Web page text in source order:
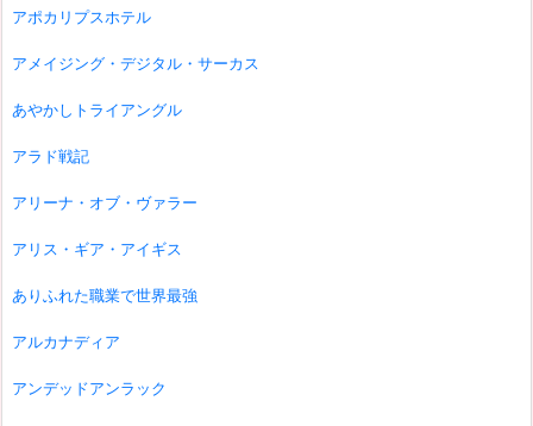
アポカリプスホテル
アメイジング・デジタル・サーカス
あやかしトライアングル
アラド戦記
アリーナ・オブ・ヴァラー
アリス・ギア・アイギス
ありふれた職業で世界最強
アルカナディア
アンデッドアンラック